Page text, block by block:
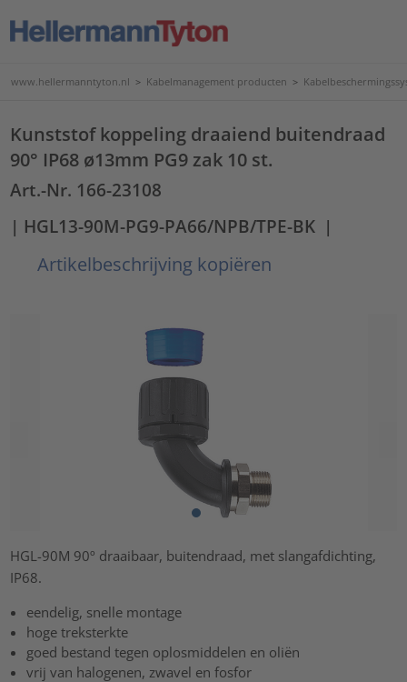
www.hellermanntyton.nl > Kabelmanagement producten >
Kunststof koppeling draaiend buitendraad
90° IP68 ø13mm PG9 zak 10 st.
Art.-Nr. 166-23108
| HGL13-90M-PG9-PA66/NPB/TPE-BK |
Artikelbeschrijving kopiëren
HGL-90M 90º draaibaar, buitendraad, met slangafdichting,
IP68.
eendelig, snelle montage
hoge treksterkte
goed bestand tegen oplosmiddelen en oliën
vrij van halogenen, zwavel en fosfor